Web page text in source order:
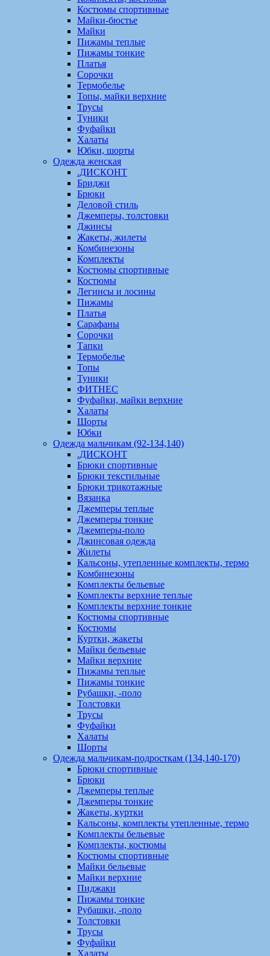
Костюмы спортивные
Майки-бюстье
Майки
Пижамы теплые
Пижамы тонкие
Платья
Сорочки
Термобелье
Топы, майки верхние
Трусы
Туники
Фуфайки
Халаты
Юбки, шорты
Одежда женская
.ДИСКОНТ
Бриджи
Брюки
Деловой стиль
Джемперы, толстовки
Джинсы
Жакеты, жилеты
Комбинезоны
Комплекты
Костюмы спортивные
Костюмы
Легинсы и лосины
Пижамы
Платья
Сарафаны
Сорочки
Тапки
Термобелье
Топы
Туники
ФИТНЕС
Фуфайки, майки верхние
Халаты
Шорты
Юбки
Одежда мальчикам (92-134,140)
.ДИСКОНТ
Брюки спортивные
Брюки текстильные
Брюки трикотажные
Вязанка
Джемперы теплые
Джемперы тонкие
Джемперы-поло
Джинсовая одежда
Жилеты
Кальсоны, утепленные комплекты, термо
Комбинезоны
Комплекты бельевые
Комплекты верхние теплые
Комплекты верхние тонкие
Костюмы спортивные
Костюмы
Куртки, жакеты
Майки бельевые
Майки верхние
Пижамы теплые
Пижамы тонкие
Рубашки, -поло
Толстовки
Трусы
Фуфайки
Халаты
Шорты
Одежда мальчикам-подросткам (134,140-170)
Брюки спортивные
Брюки
Джемперы теплые
Джемперы тонкие
Жакеты, куртки
Кальсоны, комплекты утепленные, термо
Комплекты бельевые
Комплекты, костюмы
Костюмы спортивные
Майки бельевые
Майки верхние
Пиджаки
Пижамы тонкие
Рубашки, -поло
Толстовки
Трусы
Фуфайки
Халаты